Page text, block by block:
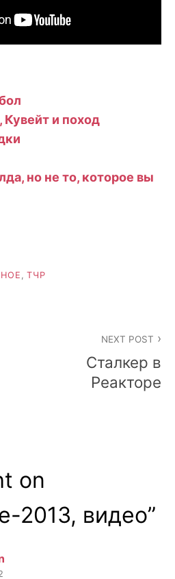
Кувейт и поход
но не то, которое вы
, ТЧР
NEXT POST
Сталкер в
Реакторе
on
2013, видео”